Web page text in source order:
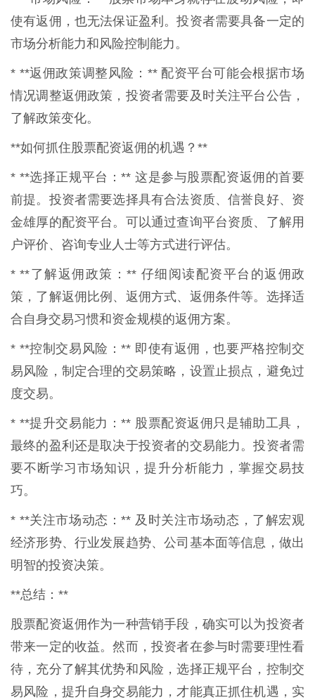
使有返佣，也无法保证盈利。投资者需要具备一定的
市场分析能力和风险控制能力。
* **返佣政策调整风险：** 配资平台可能会根据市场
情况调整返佣政策，投资者需要及时关注平台公告，
了解政策变化。
**如何抓住股票配资返佣的机遇？**
* **选择正规平台：** 这是参与股票配资返佣的首要
前提。投资者需要选择具有合法资质、信誉良好、资
金雄厚的配资平台。可以通过查询平台资质、了解用
户评价、咨询专业人士等方式进行评估。
* **了解返佣政策：** 仔细阅读配资平台的返佣政
策，了解返佣比例、返佣方式、返佣条件等。选择适
合自身交易习惯和资金规模的返佣方案。
* **控制交易风险：** 即使有返佣，也要严格控制交
易风险，制定合理的交易策略，设置止损点，避免过
度交易。
* **提升交易能力：** 股票配资返佣只是辅助工具，
最终的盈利还是取决于投资者的交易能力。投资者需
要不断学习市场知识，提升分析能力，掌握交易技
巧。
* **关注市场动态：** 及时关注市场动态，了解宏观
经济形势、行业发展趋势、公司基本面等信息，做出
明智的投资决策。
**总结：**
股票配资返佣作为一种营销手段，确实可以为投资者
带来一定的收益。然而，投资者在参与时需要理性看
待，充分了解其优势和风险，选择正规平台，控制交
易风险，提升自身交易能力，才能真正抓住机遇，实